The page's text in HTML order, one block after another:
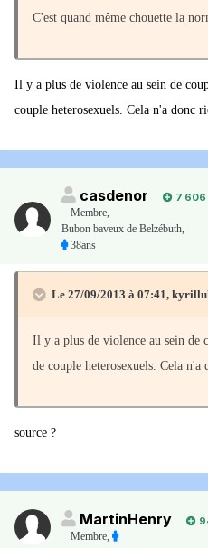
C'est quand même chouette la
Il y a plus de violence au sein de
couple heterosexuels. Cela n'a donc
casdenor
7 606
Membre,
Bubon baveux de Belzébuth,
38ans
Le 27/09/2013 à 07:41,
Il y a plus de violence au sein de
de couple heterosexuels. Cela n'a
source ?
MartinHenry
Membre,